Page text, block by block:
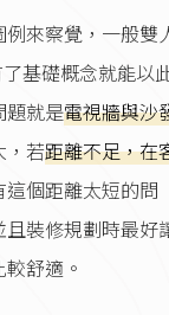
來察覺，一般雙
基礎概念就能以
題就是電視牆與沙
，若距離不足，在
這個距離太短的問
裝修規劃時最好
舒適。